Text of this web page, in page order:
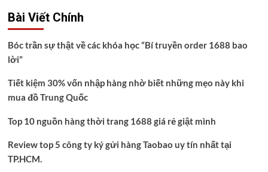
Bài Viết Chính
Bóc trần sự thật về các khóa học “Bí truyền order 1688 bao
lời”
Tiết kiệm 30% vốn nhập hàng nhờ biết những mẹo này khi
mua đồ Trung Quốc
Top 10 nguồn hàng thời trang 1688 giá rẻ giật mình
Review top 5 công ty ký gửi hàng Taobao uy tín nhất tại
TP.HCM.